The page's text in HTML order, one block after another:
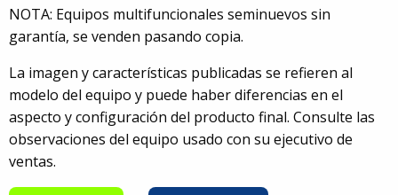
NOTA: Equipos multifuncionales seminuevos sin
garantía, se venden pasando copia.
La imagen y características publicadas se refieren al
modelo del equipo y puede haber diferencias en el
aspecto y configuración del producto final. Consulte las
observaciones del equipo usado con su ejecutivo de
ventas.